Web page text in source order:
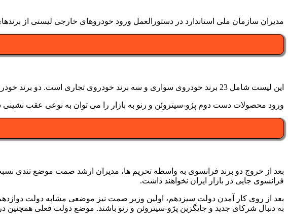
مدیران سازمان ملی استاندارد در دستورالعمل ورود خودروهای خارجی لیستی از
این لیست شامل 23 برند خودروی سواری و سه برند خودروی تجاری است. دو برند خودروساز فرانسوی نیز در لیست خودروهای سواری دست دوم که امکان ورود به کشور را پیدا می کنند، قرار داشتند.
ورود محصولات دست دوم پژو-سیتروئن و رنو به بازار را می توان به نوعی عقب نشینی
بعد از خروج دو برند فرانسوی به واسطه تحریم ها، مدیران ارشد صمت موضع تندی
فرانسوی جایی در بازار ایران نخواهند داشت.
بعد از روی کار آمدن دولت سیزدهم، اولین وزیر صمت نیز موضعی مشابه دولت دوازدهم
به دنبال شرکای جدید و جایگزین پژو-سیتروئن و رنو باشند. موضع دولت فعلی همچنین درباره واردات خودروی صفر